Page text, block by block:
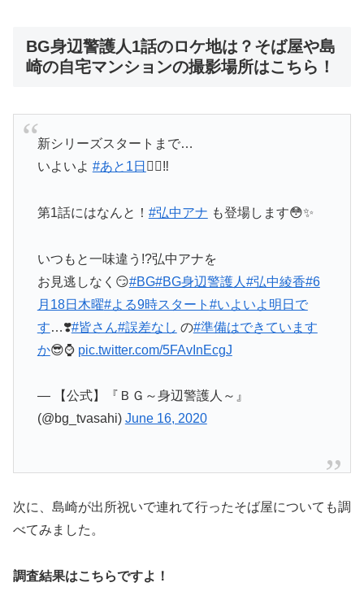
BG身辺警護人1話のロケ地は？そば屋や島
崎の自宅マンションの撮影場所はこちら！
新シリーズスタートまで…
いよいよ #あと1日 ☝🏻‼️
第1話にはなんと！ #弘中アナ も登場します😳✨
いつもと一味違う!?弘中アナを
お見逃しなく😏#BG#BG身辺警護人 #弘中綾香#6
月18日木曜#よる9時スタート #いよいよ明日で
す…❣️#皆さん#誤差なし の#準備はできています
か😎⌚ pic.twitter.com/5FAvInEcgJ
— 【公式】『ＢＧ～身辺警護人～』
(@bg_tvasahi) June 16, 2020
次に、島崎が出所祝いで連れて行ったそば屋についても調
べてみました。
調査結果はこちらですよ！